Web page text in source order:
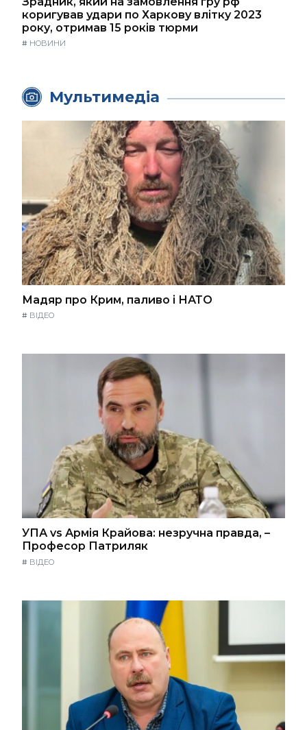
коригував удари по Харкову влітку 2023
року, отримав 15 років тюрми
# НОВИНИ
Мультимедіа
Мадяр про Крим, паливо і НАТО
# ВІДЕО
УПА vs Армія Крайова: незручна правда, –
Професор Патриляк
# ВІДЕО